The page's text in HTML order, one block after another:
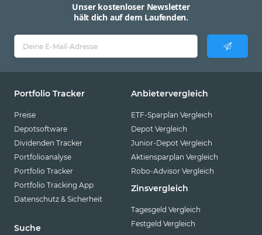
Unser kostenloser Newsletter
hält dich auf dem Laufenden.
Portfolio Tracker
Preise
Depotsoftware
Dividenden Tracker
Portfolioanalyse
Portfolio Tracker
Portfolio Tracking App
Datenschutz & Sicherheit
Suche
Anbietervergleich
ETF-Sparplan Vergleich
Depot Vergleich
Junior-Depot Vergleich
Aktiensparplan Vergleich
Robo-Advisor Vergleich
Zinsvergleich
Tagesgeld Vergleich
Festgeld Vergleich